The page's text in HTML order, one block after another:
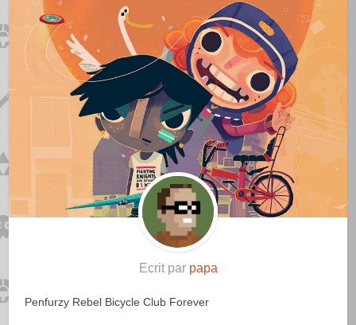
Ecrit par papa
Penfurzy Rebel Bicycle Club Forever